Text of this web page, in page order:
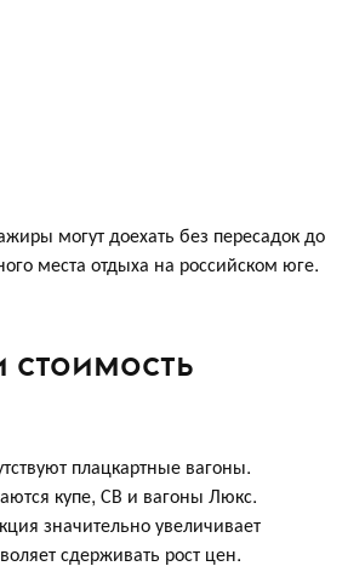
могут доехать без пересадок до
места отдыха на российском юге.
плацкартные вагоны.
купе, СВ и вагоны Люкс.
значительно увеличивает
сдерживать рост цен.